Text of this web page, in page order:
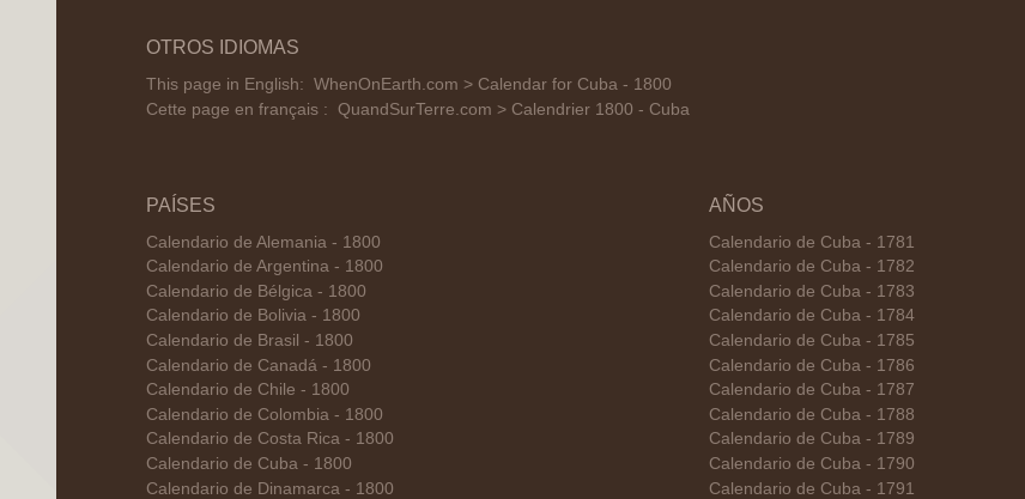
OTROS IDIOMAS
This page in English: WhenOnEarth.com > Calendar for Cuba - 1800
Cette page en français : QuandSurTerre.com > Calendrier 1800 - Cuba
PAÍSES
Calendario de Alemania - 1800
Calendario de Argentina - 1800
Calendario de Bélgica - 1800
Calendario de Bolivia - 1800
Calendario de Brasil - 1800
Calendario de Canadá - 1800
Calendario de Chile - 1800
Calendario de Colombia - 1800
Calendario de Costa Rica - 1800
Calendario de Cuba - 1800
Calendario de Dinamarca - 1800
AÑOS
Calendario de Cuba - 1781
Calendario de Cuba - 1782
Calendario de Cuba - 1783
Calendario de Cuba - 1784
Calendario de Cuba - 1785
Calendario de Cuba - 1786
Calendario de Cuba - 1787
Calendario de Cuba - 1788
Calendario de Cuba - 1789
Calendario de Cuba - 1790
Calendario de Cuba - 1791